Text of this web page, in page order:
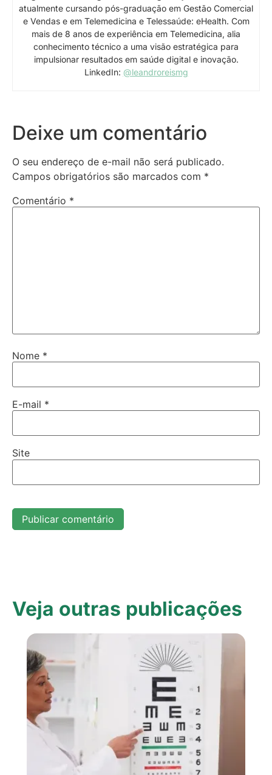
atualmente cursando pós-graduação em Gestão Comercial
e Vendas e em Telemedicina e Telessaúde: eHealth. Com
mais de 8 anos de experiência em Telemedicina, alia
conhecimento técnico a uma visão estratégica para
impulsionar resultados em saúde digital e inovação.
LinkedIn: @leandroreismg
Deixe um comentário
O seu endereço de e-mail não será publicado.
Campos obrigatórios são marcados com *
Comentário *
Nome *
E-mail *
Site
Veja outras publicações